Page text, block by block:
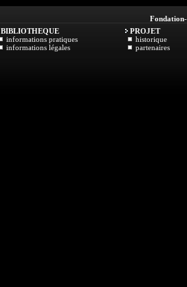
Fondation
BIBLIOTHEQUE
informations pratiques
informations légales
PROJET
historique
partenaires